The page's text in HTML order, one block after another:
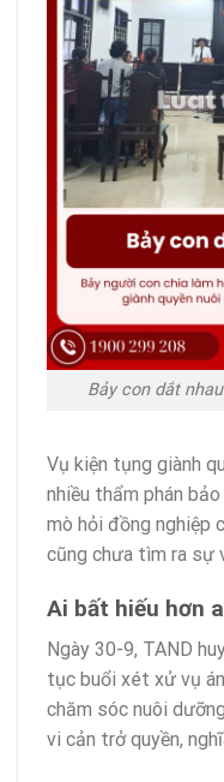
Bảy con dắt
Vụ kiện tụng giành
nhiều thẩm phán
mò hỏi đồng nghiệp
cũng chưa tìm ra sự
Ai bất hiếu hơn
Ngày 30-9, TAND
tục buổi xét xử vụ
chăm sóc nuôi
vi cản trở quyền,